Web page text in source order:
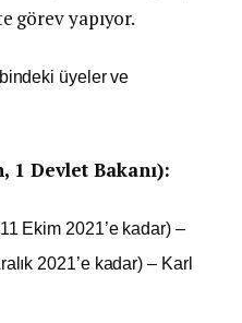
görev yapıyor.
üyeler ve
1 Devlet Bakanı):
Ekim 2021’e kadar) –
2021’e kadar) – Karl